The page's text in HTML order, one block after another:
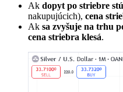
Ak dopyt po striebre
nakupujúcich), cena
Ak sa zvyšuje na trhu
cena striebra klesá.